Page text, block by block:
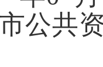
公共